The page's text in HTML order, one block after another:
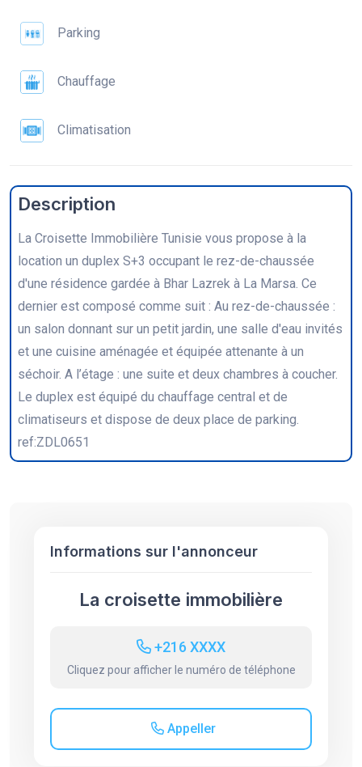
Parking
Chauffage
Climatisation
Description
La Croisette Immobilière Tunisie vous propose à la
location un duplex S+3 occupant le rez-de-chaussée
d'une résidence gardée à Bhar Lazrek à La Marsa. Ce
dernier est composé comme suit : Au rez-de-chaussée :
un salon donnant sur un petit jardin, une salle d'eau invités
et une cuisine aménagée et équipée attenante à un
séchoir. A l’étage : une suite et deux chambres à coucher.
Le duplex est équipé du chauffage central et de
climatiseurs et dispose de deux place de parking.
ref:ZDL0651
Informations sur l'annonceur
La croisette immobilière
+216 XXXX
Cliquez pour afficher le numéro de téléphone
Appeller